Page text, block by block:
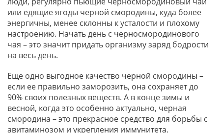
или едящие ягоды черной смородины, куда более
энергичны, менее склонны к усталости и плохому
настроению. Начать день с черносмородинового
чая – это значит придать организму заряд бодрости
на весь день.
Еще одно выгодное качество черной смородины –
если ее правильно заморозить, она сохраняет до
90% своих полезных веществ. А в конце зимы и
весной, когда это особенно актуально, черная
смородина – это прекрасное средство для борьбы с
авитаминозом и укрепления иммунитета.